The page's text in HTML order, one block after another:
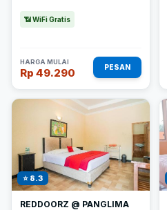
📶 WiFi Gratis
HARGA MULAI
Rp 49.290 PESAN
⭐ 8.3
REDDOORZ @ PANGLIMA